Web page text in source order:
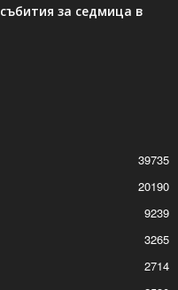
за седмица в
39735
20190
9239
3265
2714